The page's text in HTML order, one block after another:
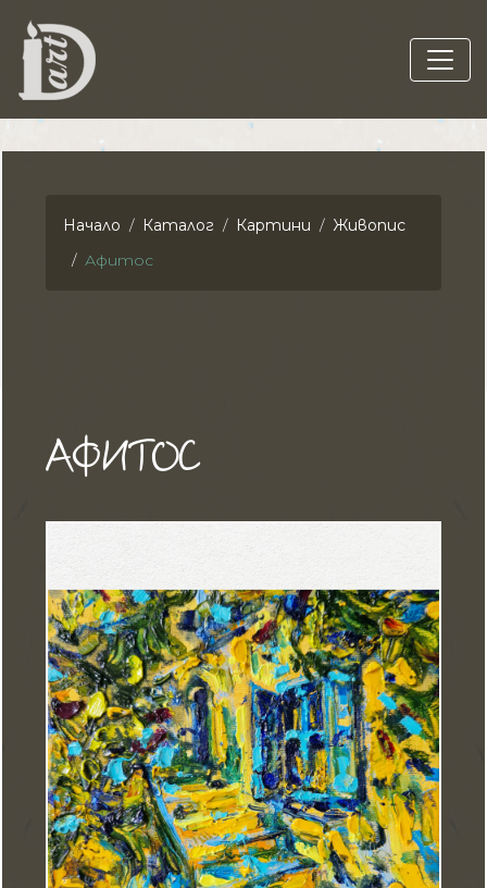
Начало Каталог Картини
Живопис
Афитос
АФИТОС